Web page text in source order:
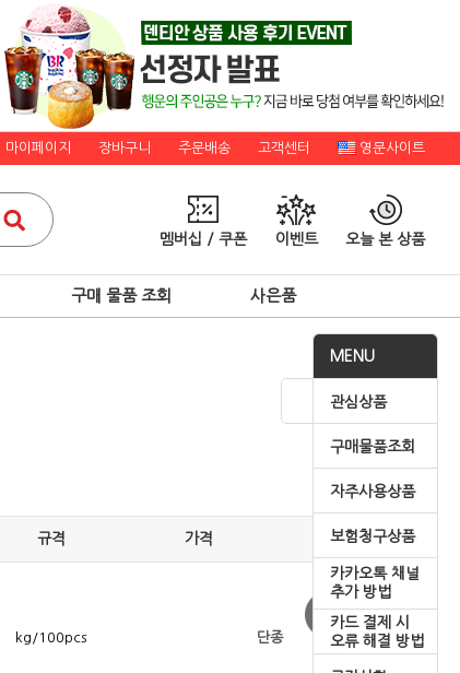
마이페이지 장바구니 주문배송 고객센터 영문사이트
멤버십 / 쿠폰 이벤트 오늘 본 상품
구매 물품 조회 사은품
MENU
관심상품
구매물품조회
자주사용상품
보험청구상품
카카오톡 채널
추가 방법
카드 결제 시
오류 해결 방법
규격 가격
kg/100pcs 단종